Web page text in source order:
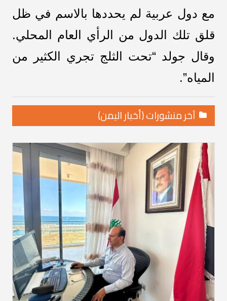
مع دول عربية لم يحددها بالاسم في ظل
قلق تلك الدول من الرأي العام المحلي.
وقال جولد “تحت الثلج تجري الكثير من
المياه”.
آخر منشورات (أخبار اليمن)